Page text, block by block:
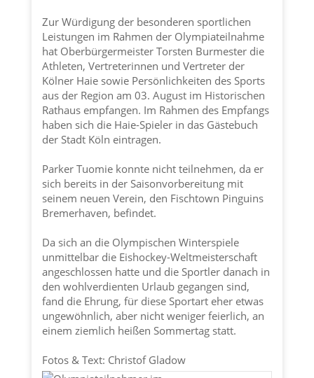
Zur Würdigung der besonderen sportlichen
Leistungen im Rahmen der Olympiateilnahme
hat Oberbürgermeister Torsten Burmester die
Athleten, Vertreterinnen und Vertreter der
Kölner Haiesowie Persönlichkeiten des Sports
aus der Region am 03. August im Historischen
Rathaus empfangen. Im Rahmen des Empfangs
haben sich die Haie-Spieler in das Gästebuch
der Stadt Köln eintragen.
Parker Tuomie konnte nicht teilnehmen, da er
sich bereits in der Saisonvorbereitung mit
seinem neuen Verein, den Fischtown Pinguins
Bremerhaven, befindet.
Da sich an die Olympischen Winterspiele
unmittelbar die Eishockey-Weltmeisterschaft
angeschlossen hatte und die Sportler danach in
den wohlverdienten Urlaub gegangen sind,
fand die Ehrung, für diese Sportart eher etwas
ungewöhnlich, aber nicht weniger feierlich, an
einem ziemlich heißen Sommertag statt.
Fotos & Text: Christof Gladow